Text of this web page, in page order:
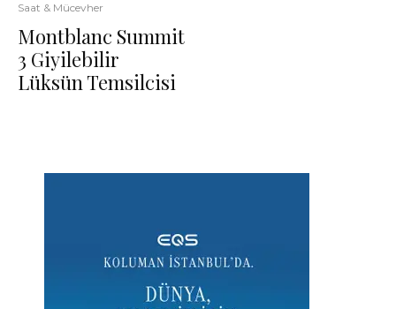
Saat & Mücevher
Montblanc Summit
3 Giyilebilir
Lüksün Temsilcisi